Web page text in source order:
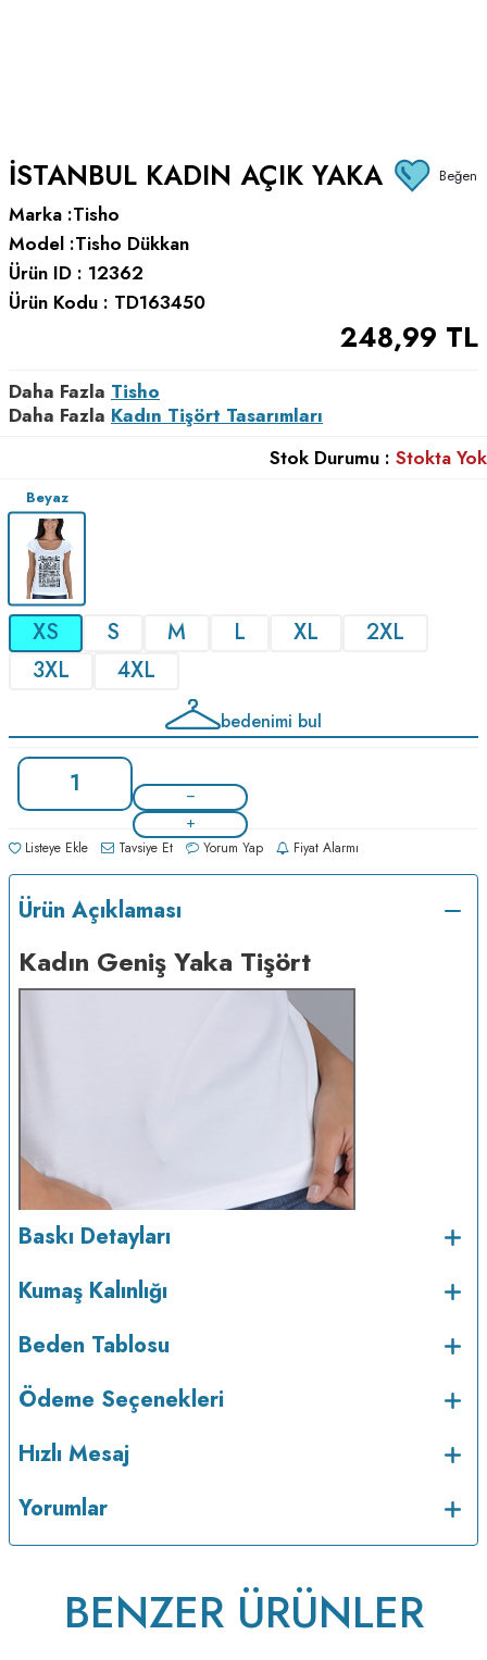
İSTANBUL KADIN AÇIK YAKA Beğen
Marka :Tisho
Model :Tisho Dükkan
Ürün ID : 12362
Ürün Kodu : TD163450
248,99 TL
Daha Fazla Tisho
Daha Fazla Kadın Tişört Tasarımları
Stok Durumu : Stokta Yok
Beyaz
XS S M L XL
2XL
3XL
4XL
bedenimi bul
Listeye Ekle Tavsiye Et Yorum Yap Fiyat Alarmı
Ürün Açıklaması
Kadın Geniş Yaka Tişört
Baskı Detayları
Kumaş Kalınlığı
Beden Tablosu
Ödeme Seçenekleri
Hızlı Mesaj
Yorumlar
BENZER ÜRÜNLER